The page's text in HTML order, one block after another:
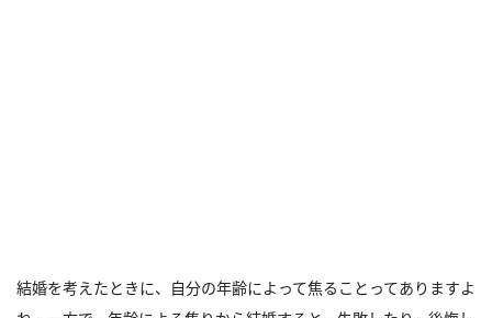
結婚を考えたときに、自分の年齢によって焦ることってありますよ